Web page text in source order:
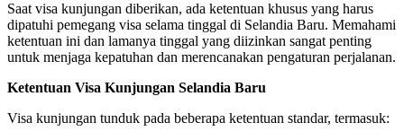
Saat visa kunjungan diberikan, ada ketentuan khusus yang harus
dipatuhi pemegang visa selama tinggal di Selandia Baru. Memahami
ketentuan ini dan lamanya tinggal yang diizinkan sangat penting
untuk menjaga kepatuhan dan merencanakan pengaturan perjalanan.
Ketentuan Visa Kunjungan Selandia Baru
Visa kunjungan tunduk pada beberapa ketentuan standar, termasuk: